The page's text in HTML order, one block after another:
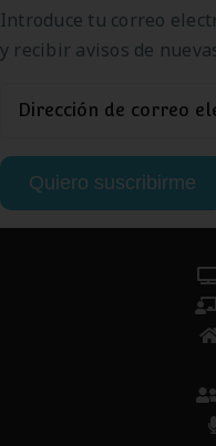
Introduce tu correo
y recibir avisos de
Dirección
correo
electrónico
Quiero suscribirme